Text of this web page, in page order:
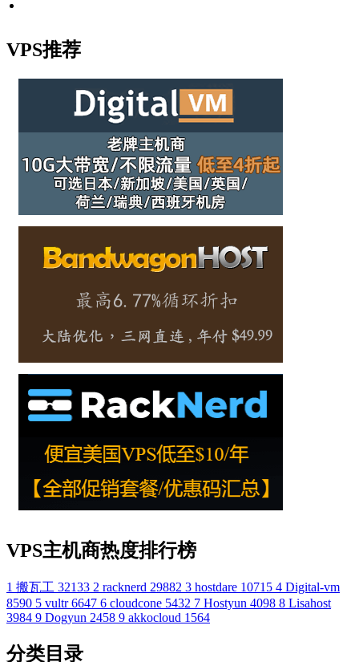
VPS推荐
VPS主机商热度排行榜
1 搬瓦工 32133 2 racknerd 29882 3 hostdare 10715 4 Digital-vm
8590 5 vultr 6647 6 cloudcone 5432 7 Hostyun 4098 8 Lisahost
3984 9 Dogyun 2458 9 akkocloud 1564
分类目录